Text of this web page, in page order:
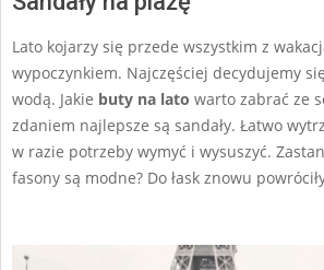
Lato kojarzy się przede wszystkim z
wypoczynkiem. Najczęściej decydujemy
wodą. Jakie buty na lato warto zabrać ze
zdaniem najlepsze są sandały. Łatwo
w razie potrzeby wymyć i wysuszyć.
fasony są modne? Do łask znowu